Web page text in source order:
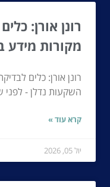
רונן אורן:
מקורות
רונן אורן: כלים
השקעות נדלן -
קרא עוד »
יול 05, 2026